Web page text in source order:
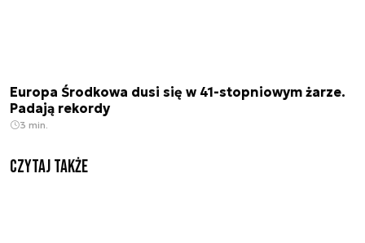
Europa Środkowa dusi się w 41-stopniowym żarze.
Padają rekordy
3 min.
Czytaj także